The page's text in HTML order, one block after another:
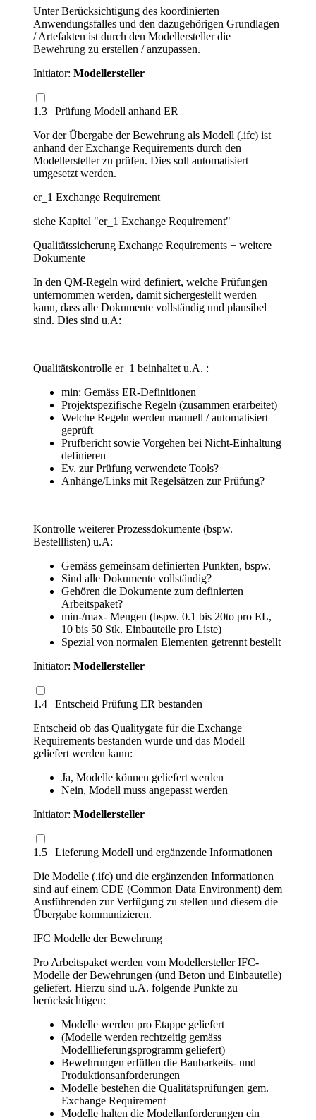
Unter Berücksichtigung des koordinierten
Anwendungsfalles und den dazugehörigen Grundlagen
/ Artefakten ist durch den Modellersteller die
Bewehrung zu erstellen / anzupassen.
Initiator: Modellersteller
1.3 | Prüfung Modell anhand ER
Vor der Übergabe der Bewehrung als Modell (.ifc) ist
anhand der Exchange Requirements durch den
Modellersteller zu prüfen. Dies soll automatisiert
umgesetzt werden.
er_1 Exchange Requirement
siehe Kapitel "er_1 Exchange Requirement"
Qualitätssicherung Exchange Requirements + weitere
Dokumente
In den QM-Regeln wird definiert, welche Prüfungen
unternommen werden, damit sichergestellt werden
kann, dass alle Dokumente vollständig und plausibel
sind. Dies sind u.A:
Qualitätskontrolle er_1 beinhaltet u.A. :
min: Gemäss ER-Definitionen
Projektspezifische Regeln (zusammen erarbeitet)
Welche Regeln werden manuell / automatisiert
geprüft
Prüfbericht sowie Vorgehen bei Nicht-Einhaltung
definieren
Ev. zur Prüfung verwendete Tools?
Anhänge/Links mit Regelsätzen zur Prüfung?
Kontrolle weiterer Prozessdokumente (bspw.
Bestelllisten) u.A:
Gemäss gemeinsam definierten Punkten, bspw.
Sind alle Dokumente vollständig?
Gehören die Dokumente zum definierten
Arbeitspaket?
min-/max- Mengen (bspw. 0.1 bis 20to pro EL,
10 bis 50 Stk. Einbauteile pro Liste)
Spezial von normalen Elementen getrennt bestellt
Initiator: Modellersteller
1.4 | Entscheid Prüfung ER bestanden
Entscheid ob das Qualitygate für die Exchange
Requirements bestanden wurde und das Modell
geliefert werden kann:
Ja, Modelle können geliefert werden
Nein, Modell muss angepasst werden
Initiator: Modellersteller
1.5 | Lieferung Modell und ergänzende Informationen
Die Modelle (.ifc) und die ergänzenden Informationen
sind auf einem CDE (Common Data Environment) dem
Ausführenden zur Verfügung zu stellen und diesem die
Übergabe kommunizieren.
IFC Modelle der Bewehrung
Pro Arbeitspaket werden vom Modellersteller IFC-
Modelle der Bewehrungen (und Beton und Einbauteile)
geliefert. Hierzu sind u.A. folgende Punkte zu
berücksichtigen:
Modelle werden pro Etappe geliefert
(Modelle werden rechtzeitig gemäss
Modelllieferungsprogramm geliefert)
Bewehrungen erfüllen die Baubarkeits- und
Produktionsanforderungen
Modelle bestehen die Qualitätsprüfungen gem.
Exchange Requirement
Modelle halten die Modellanforderungen ein